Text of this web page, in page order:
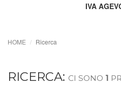
IVA
HOME Ricerca
RICERCA: CI SONO 1